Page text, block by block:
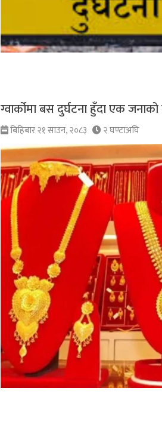
ग्वार्कोमा बस दुर्घटना हुँदा एक
बिहिबार २१ साउन, २०८३ २ घण्टाअघि